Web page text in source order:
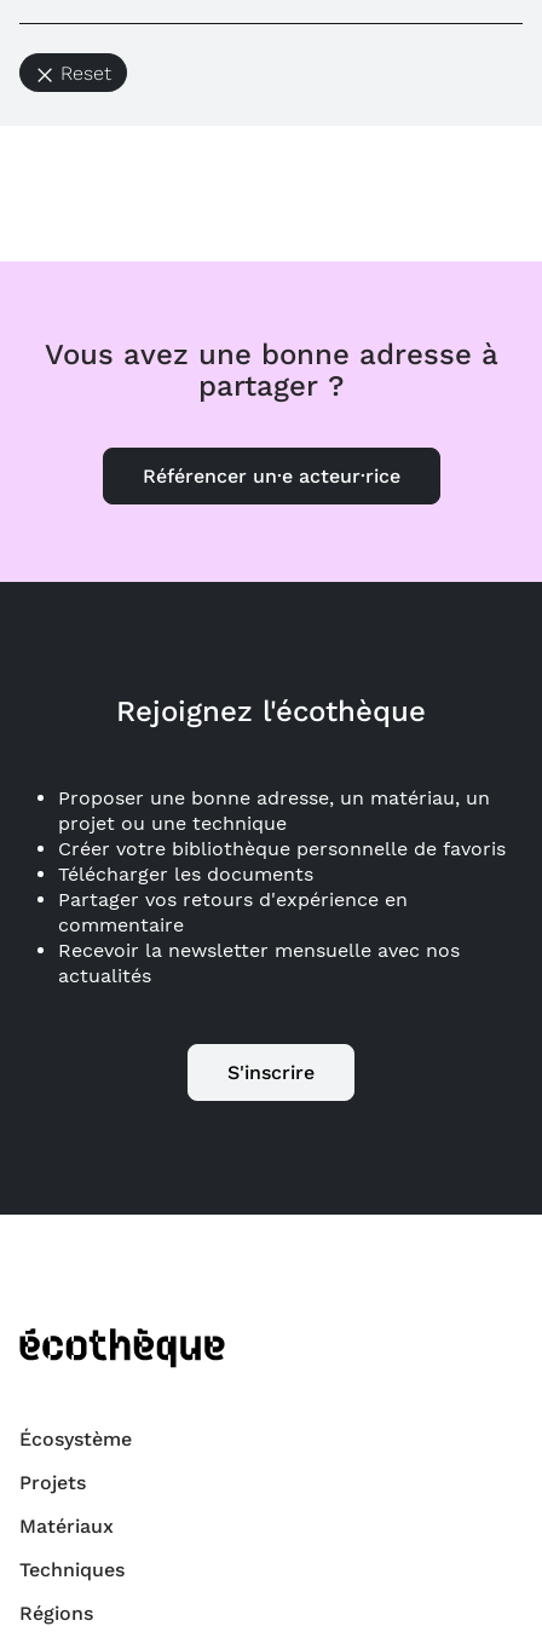
Reset
Vous avez une bonne adresse à
partager ?
Référencer un·e acteur·rice
Rejoignez l'écothèque
Proposer une bonne adresse, un matériau, un
projet ou une technique
Créer votre bibliothèque personnelle de favoris
Télécharger les documents
Partager vos retours d'expérience en
commentaire
Recevoir la newsletter mensuelle avec nos
actualités
S'inscrire
Écosystème
Projets
Matériaux
Techniques
Régions